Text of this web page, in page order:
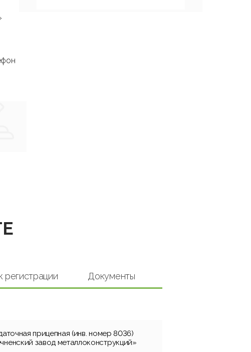
регистрации Документы
прицепная (инв. номер 8036)
завод металлоконструкций»